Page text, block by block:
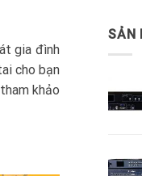
gia đình
cho bạn
khảo
SẢN